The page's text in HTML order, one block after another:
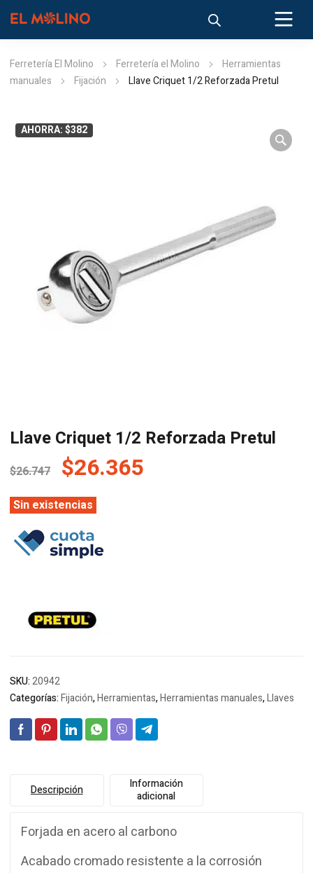
Ferretería El Molino Ferretería el Molino
Herramientas
manuales
Fijación Llave Criquet 1/2 Reforzada Pretul
AHORRA: $382
Llave Criquet 1/2 Reforzada Pretul
$26.747 El
precio
original
era:
$26.747.
$26.365El
Sin existencias
SKU:20942
Categorías:Fijación,Herramientas,Herramientas manuales,Llaves
Descripción
Información
adicional
Forjada en acero al carbono
Acabado cromado resistente a la corrosión